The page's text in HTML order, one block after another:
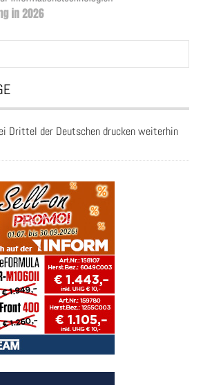
Drittel der Deutschen drucken weiterhin